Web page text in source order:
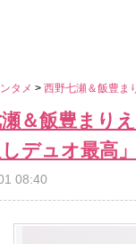
タメ > 西野七瀬＆飯豊ま
＆飯豊まり
しデュオ最高
08:40